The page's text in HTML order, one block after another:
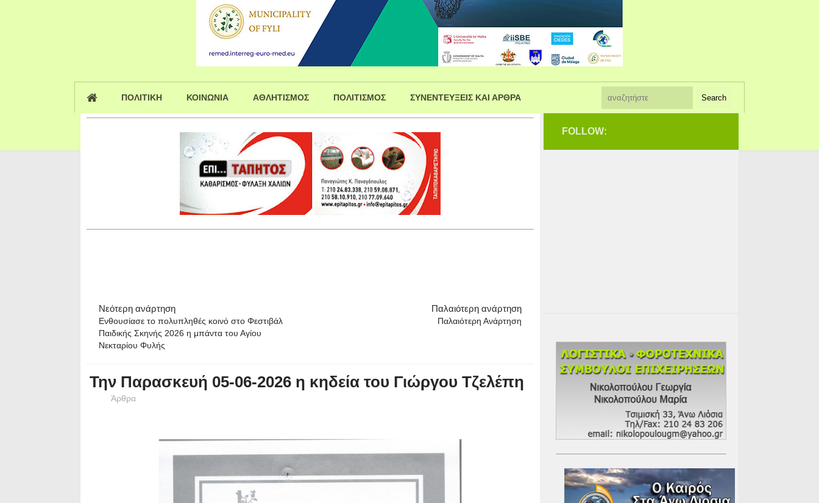
ΠΟΛΙΤΙΚΗ ΚΟΙΝΩΝΙΑ ΑΘΛΗΤΙΣΜΟΣ ΠΟΛΙΤΙΣΜΟΣ ΣΥΝΕΝΤΕΥΞΕΙΣ ΚΑΙ ΑΡΘΡΑ
Νεότερη ανάρτηση
Ενθουσίασε το πολυπληθές κοινό στο Φεστιβάλ
Παιδικής Σκηνής 2026 η μπάντα του Αγίου
Νεκταρίου Φυλής
Παλαιότερη ανάρτηση
Παλαιότερη Ανάρτηση
Την Παρασκευή 05-06-2026 η κηδεία του Γιώργου Τζελέπη
Άρθρα
FOLLOW: